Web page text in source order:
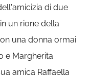
di due
un rione della
una donna ormai
e Margherita
amica Raffaella